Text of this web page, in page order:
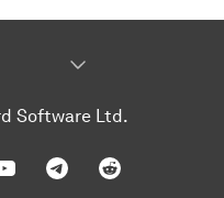
Software Ltd.